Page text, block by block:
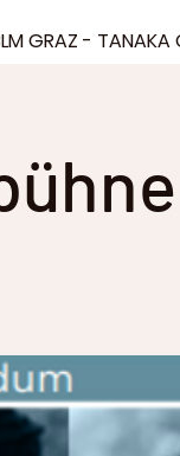
GRAZ - TANAKA